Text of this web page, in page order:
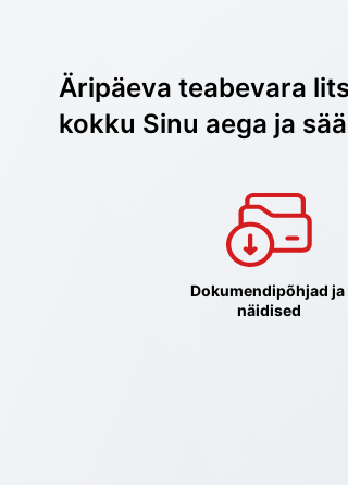
Äripäeva teabevara
kokku Sinu aega ja
Dokumendipõhjad ja
näidised